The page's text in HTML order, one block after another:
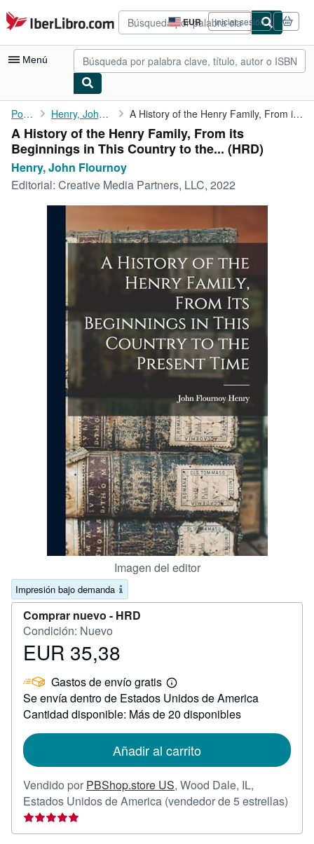
Pasar al contenido principal
IberLibro.com EUR
Preferencias
de
compra
del
Iniciar sesión
Menú
Mi cuenta
Consultar mis pedidos
Búsqueda avanzada
Colecciones
Arte y coleccionismo
CERRAR
Portada Henry, John Flournoy A History of the Henry Family, From its Beginnings in This ...
A History of the Henry Family, From its
Beginnings in This Country to the... (HRD)
Henry, John Flournoy
Editorial: Creative Media Partners, LLC, 2022
Imagen del editor
Impresión bajo demanda
Comprar nuevo - HRD
Condición: Nuevo
Precio
35,38
EUR 35,38
Gastos de envío gratis
Más
información
sobre
las
envío
Se envía dentro de Estados Unidos de America
Cantidad disponible: Más de 20 disponibles
Añadir al carrito
Vendido por PBShop.store US, Wood Dale, IL,
Estados Unidos de America (vendedor de 5 estrellas)